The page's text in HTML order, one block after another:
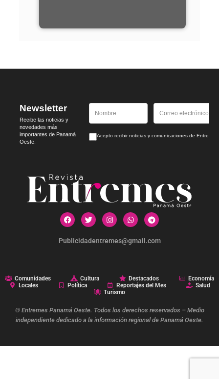
Newsletter
Recibe las noticias y
novedades más
importantes de Panamá
Oeste.
Acepto recibir noticias y comunicaciones de
Publicidadentremes@gmail.com
Comunidades Cultura Destacados
Economía
Locales
Política Reportajes del Mes
Salud
Turismo
© Entremes Panamá Oeste. Todos los derechos reservados – Medio
independiente dedicado a la información regional de Panamá Oeste.